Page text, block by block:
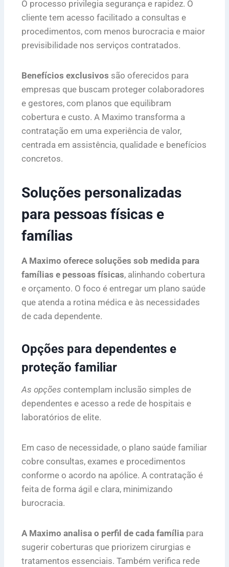
O processo privilegia segurança e rapidez. O
cliente tem acesso facilitado a consultas e
procedimentos, com menos burocracia e maior
previsibilidade nos serviços contratados.
Benefícios exclusivos são oferecidos para
empresas que buscam proteger colaboradores
e gestores, com planos que equilibram
cobertura e custo. A Maximo transforma a
contratação em uma experiência de valor,
centrada em assistência, qualidade e benefícios
concretos.
Soluções personalizadas
para pessoas físicas e
famílias
A Maximo oferece soluções sob medida para
famílias e pessoas físicas, alinhando cobertura
e orçamento. O foco é entregar um plano saúde
que atenda a rotina médica e às necessidades
de cada dependente.
Opções para dependentes e
proteção familiar
As opções contemplam inclusão simples de
dependentes e acesso a rede de hospitais e
laboratórios de elite.
Em caso de necessidade, o plano saúde familiar
cobre consultas, exames e procedimentos
conforme o acordo na apólice. A contratação é
feita de forma ágil e clara, minimizando
burocracia.
A Maximo analisa o perfil de cada família para
sugerir coberturas que priorizem cirurgias e
tratamentos essenciais. Também verifica rede